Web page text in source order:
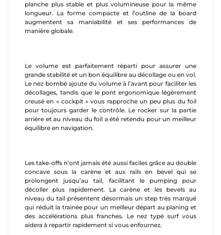
planche plus stable et plus volumineuse pour la même
longueur. La forme compacte et l’outline de la board
augmentent sa maniabilité et ses performances de
manière globale.
Le volume est parfaitement réparti pour assurer une
grande stabilité et un bon équilibre au décollage ou en vol.
Le nez bombé ajoute du volume à l’avant pour faciliter les
décollages, tandis que le pont ergonomique légèrement
creusé en « cockpit » vous rapproche un peu plus du foil
pour toujours garder le contrôle. Le rocker sur la partie
arrière et au niveau du foil a été retendu pour un meilleur
équilibre en navigation.
Les take-offs n’ont jamais été aussi faciles grâce au double
concave sous la carène et aux rails en bevel qui se
prolongent jusqu’au tail, facilitant le pumping pour
décoller plus rapidement. La carène et les bevels au
niveau du tail présentent désormais un step très marqué
qui réduit la trainée pour un meilleur départ au planing et
des accélérations plus franches. Le nez typé surf vous
aidera à repartir rapidement si vous enfournez.